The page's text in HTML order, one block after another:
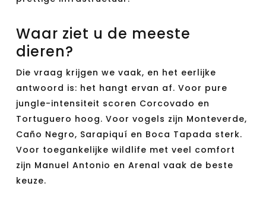
Waar ziet u de meeste
dieren?
Die vraag krijgen we vaak, en het eerlijke
antwoord is: het hangt ervan af. Voor pure
jungle-intensiteit scoren Corcovado en
Tortuguero hoog. Voor vogels zijn Monteverde,
Caño Negro, Sarapiquí en Boca Tapada sterk.
Voor toegankelijke wildlife met veel comfort
zijn Manuel Antonio en Arenal vaak de beste
keuze.